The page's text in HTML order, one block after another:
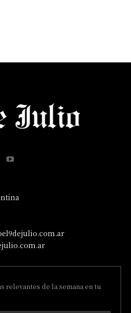
relevantes de la semana en tu